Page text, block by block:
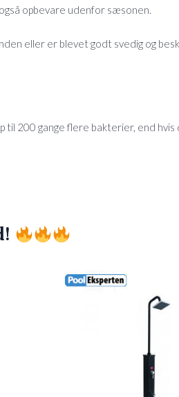
opbevare udenfor sæsonen.
eller er blevet godt svedig og
200 gange flere bakterier, end hvis